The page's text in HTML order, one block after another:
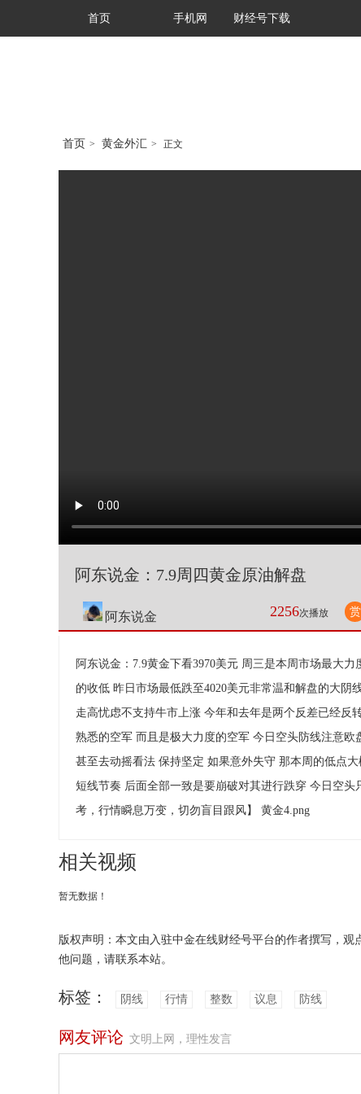
首页 手机网 财经号下载
首页 > 黄金外汇 > 正文
阿东说金：7.9周四黄金原油解盘
阿东说金 2256次播放 赏
阿东说金：7.9黄金下看3970美元 周三是本周市场最大
的收低 昨日市场最低跌至4020美元非常温和解盘的大
走高忧虑不支持牛市上涨 今年和去年是两个反差已经反
熟悉的空军 而且是极大力度的空军 今日空头防线注意
甚至去动摇看法 保持坚定 如果意外失守 那本周的低点
短线节奏 后面全部一致是要崩破对其进行跌穿 今日空
考，行情瞬息万变，切勿盲目跟风】 黄金4.png
相关视频
暂无数据！
版权声明：本文由入驻中金在线财经号平台的作者撰写，
他问题，请联系本站。
标签： 阴线 行情 整数 议息 防线
网友评论 文明上网，理性发言